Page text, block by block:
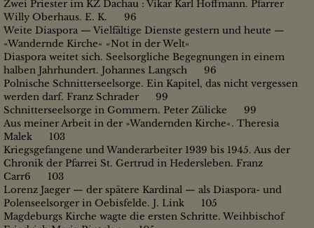
Zwei Priester im KZ Dachau : Vikar Karl Hoffmann. Pfarrer
Willy Oberhaus. E. K. 96
Weite Diaspora — Vielfältige Dienste gestern und heute —
«Wandernde Kirche« «Not in der Welt«
Diaspora weitet sich. Seelsorgliche Begegnungen in einem
halben Jahrhundert. Johannes Langsch 96
Polnische Schnitterseelsorge. Ein Kapitel, das nicht vergessen
werden darf. Franz Schrader 99
Schnitterseelsorge in Gommern. Peter Zülicke 99
Aus meiner Arbeit in der »Wandernden Kirche«. Theresia
Malek 103
Kriegsgefangene und Wanderarbeiter 1939 bis 1945. Aus der
Chronik der Pfarrei St. Gertrud in Hedersleben. Franz
Carr6 103
Lorenz Jaeger — der spätere Kardinal — als Diaspora- und
Polenseelsorger in Oebisfelde. J. Link 105
Magdeburgs Kirche wagte die ersten Schritte. Weihbischof